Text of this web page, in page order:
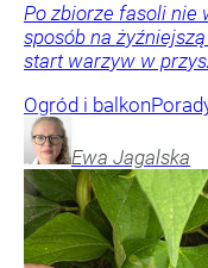
Po zbiorze fasoli nie
sposób na
start warzyw w
Ogród i balkon
Ewa Jagalska